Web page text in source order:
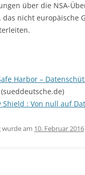
über die NSA-
das nicht europäische
Harbor –
(sueddeutsche.de)
Shield : Von null auf
wurde am 10. Februar 2016